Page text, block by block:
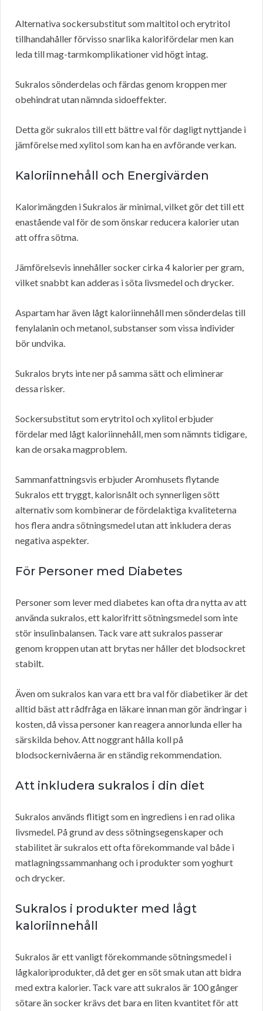
Alternativa sockersubstitut som maltitol och erytritol
tillhandahåller förvisso snarlika kalorifördelar men kan
leda till mag-tarmkomplikationer vid högt intag.
Sukralos sönderdelas och färdas genom kroppen mer
obehindrat utan nämnda sidoeffekter.
Detta gör sukralos till ett bättre val för dagligt nyttjande i
jämförelse med xylitol som kan ha en avförande verkan.
Kaloriinnehåll och Energivärden
Kalorimängden i Sukralos är minimal, vilket gör det till ett
enastående val för de som önskar reducera kalorier utan
att offra sötma.
Jämförelsevis innehåller socker cirka 4 kalorier per gram,
vilket snabbt kan adderas i söta livsmedel och drycker.
Aspartam har även lågt kaloriinnehåll men sönderdelas till
fenylalanin och metanol, substanser som vissa individer
bör undvika.
Sukralos bryts inte ner på samma sätt och eliminerar
dessa risker.
Sockersubstitut som erytritol och xylitol erbjuder
fördelar med lågt kaloriinnehåll, men som nämnts tidigare,
kan de orsaka magproblem.
Sammanfattningsvis erbjuder Aromhusets flytande
Sukralos ett tryggt, kalorisnålt och synnerligen sött
alternativ som kombinerar de fördelaktiga kvaliteterna
hos flera andra sötningsmedel utan att inkludera deras
negativa aspekter.
För Personer med Diabetes
Personer som lever med diabetes kan ofta dra nytta av att
använda sukralos, ett kalorifritt sötningsmedel som inte
stör insulinbalansen. Tack vare att sukralos passerar
genom kroppen utan att brytas ner håller det blodsockret
stabilt.
Även om sukralos kan vara ett bra val för diabetiker är det
alltid bäst att rådfråga en läkare innan man gör ändringar i
kosten, då vissa personer kan reagera annorlunda eller ha
särskilda behov. Att noggrant hålla koll på
blodsockernivåerna är en ständig rekommendation.
Att inkludera sukralos i din diet
Sukralos används flitigt som en ingrediens i en rad olika
livsmedel. På grund av dess sötningsegenskaper och
stabilitet är sukralos ett ofta förekommande val både i
matlagningssammanhang och i produkter som yoghurt
och drycker.
Sukralos i produkter med lågt
kaloriinnehåll
Sukralos är ett vanligt förekommande sötningsmedel i
lågkaloriprodukter, då det ger en söt smak utan att bidra
med extra kalorier. Tack vare att sukralos är 100 gånger
sötare än socker krävs det bara en liten kvantitet för att